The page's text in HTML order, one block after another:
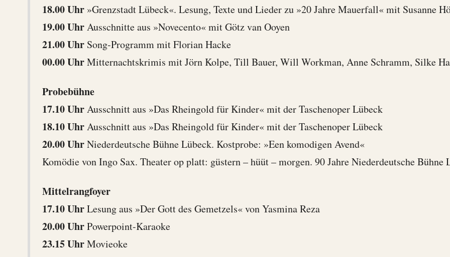
18.00 Uhr »Grenzstadt Lübeck«. Lesung, Texte und Lieder zu »20 Jahre Mauerfall« mit Susanne
19.00 UhrAusschnitte aus »Novecento« mit Götz van Ooyen
21.00 Uhr Song-Programm mit Florian Hacke
00.00 UhrMitternachtskrimis mit Jörn Kolpe, Till Bauer, Will Workman, Anne Schramm, Silke
Probebühne
17.10 UhrAusschnitt aus »Das Rheingold für Kinder« mit der Taschenoper Lübeck
18.10 UhrAusschnitt aus »Das Rheingold für Kinder« mit der Taschenoper Lübeck
20.00 UhrNiederdeutsche Bühne Lübeck. Kostprobe: »Een komodigen Avend«
Komödie von Ingo Sax. Theater op platt: güstern – hüüt – morgen. 90 Jahre Niederdeutsche Bühne
Mittelrangfoyer
17.10 UhrLesung aus »Der Gott des Gemetzels« von Yasmina Reza
20.00 UhrPowerpoint-Karaoke
23.15 UhrMovieoke